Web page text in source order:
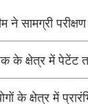
सामग्री
के क्षेत्र में पेटेंट
के क्षेत्र में